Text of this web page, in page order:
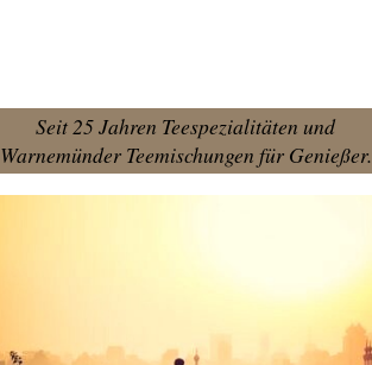
Seit 25 Jahren Teespezialitäten und
Warnemünder Teemischungen für Genießer.